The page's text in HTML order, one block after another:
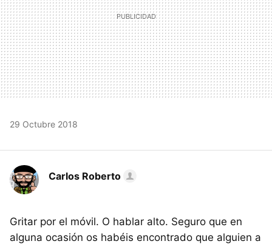
29 Octubre 2018
Carlos Roberto
Gritar por el móvil. O hablar alto. Seguro que en
alguna ocasión os habéis encontrado que alguien a